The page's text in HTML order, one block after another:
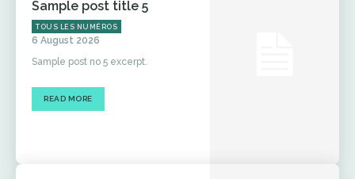
Sample post title 5
TOUS LES NUMÉROS
6 August 2026
Sample post no 5 excerpt.
READ MORE